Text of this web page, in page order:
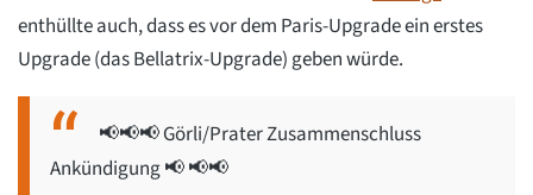
enthüllte auch, dass es vor dem Paris-Upgrade ein erstes
Upgrade (das Bellatrix-Upgrade) geben würde.
📢📢📢 Görli/Prater Zusammenschluss
Ankündigung 📢 📢📢